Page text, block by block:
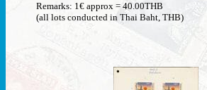
Remarks: 1€ approx = 40.00THB
(all lots conducted in Thai Baht, THB)